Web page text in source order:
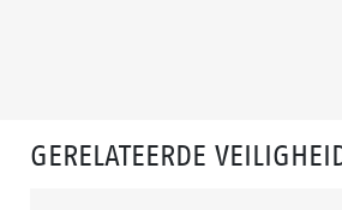
GERELATEERDE